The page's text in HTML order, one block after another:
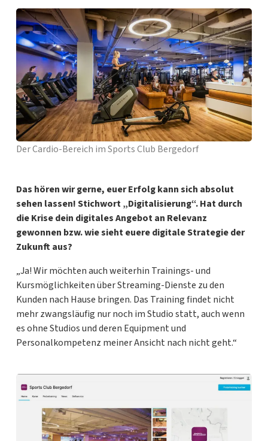
Der Cardio-Bereich im Sports Club Bergedorf
Das hören wir gerne, euer Erfolg kann sich absolut
sehen lassen! Stichwort „Digitalisierung“. Hat durch
die Krise dein digitales Angebot an Relevanz
gewonnen bzw. wie sieht euere digitale Strategie der
Zukunft aus?
„Ja! Wir möchten auch weiterhin Trainings- und
Kursmöglichkeiten über Streaming-Dienste zu den
Kunden nach Hause bringen. Das Training findet nicht
mehr zwangsläufig nur noch im Studio statt, auch wenn
es ohne Studios und deren Equipment und
Personalkompetenz meiner Ansicht nach nicht geht.“